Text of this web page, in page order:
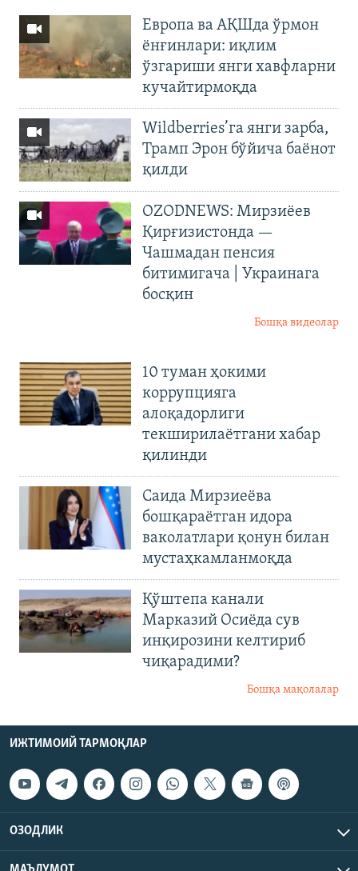
Европа ва АҚШда ўрмон
ёнғинлари: иқлим
ўзгариши янги хавфларни
кучайтирмоқда
Wildberries’га янги зарба,
Трамп Эрон бўйича баёнот
қилди
OZODNEWS: Мирзиёев
Қирғизистонда —
Чашмадан пенсия
битимигача | Украинага
босқин
Бошқа видеолар
10 туман ҳокими
коррупцияга
алоқадорлиги
текширилаётгани хабар
қилинди
Саида Мирзиеёва
бошқараётган идора
ваколатлари қонун билан
мустаҳкамланмоқда
Қўштепа канали
Марказий Осиёда сув
инқирозини келтириб
чиқарадими?
Бошқа мақолалар
ИЖТИМОИЙ ТАРМОҚЛАР
ОЗОДЛИК